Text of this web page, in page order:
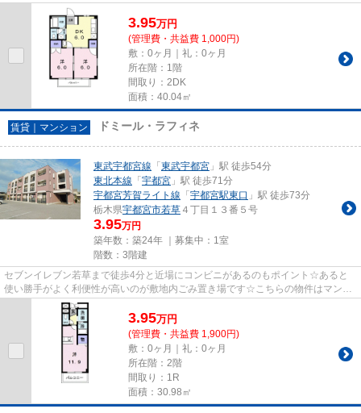
る物件です♪宇都宮市の物件情...
3.95万円
(管理費・共益費 1,000円)
敷：0ヶ月｜礼：0ヶ月
所在階：1階
間取り：2DK
面積：40.04㎡
賃貸｜マンション ドミール・ラフィネ
東武宇都宮線 「 東武宇都宮 」駅 徒歩54分
東北本線 「 宇都宮 」駅 徒歩71分
宇都宮芳賀ライト線 「 宇都宮駅東口 」駅 徒歩73分
栃木県宇都宮市若草 ４丁目１３番５号
3.95万円
築年数：築24年 ｜募集中： 1室
階数：3階建
セブンイレブン若草まで徒歩4分と近場にコンビニがあるのもポイント☆あると
使い勝手がよく利便性が高いのが敷地内ごみ置き場です☆こちらの物件はマンシ
ョンです☆当社スタッフが宇都宮...
3.95万円
(管理費・共益費 1,900円)
敷：0ヶ月｜礼：0ヶ月
所在階：2階
間取り：1R
面積：30.98㎡